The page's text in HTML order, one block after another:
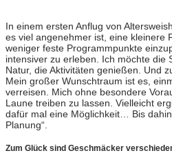
In einem ersten Anflug von
es viel angenehmer ist, eine kleinere
weniger feste Programmpunkte
intensiver zu erleben. Ich möchte die
Natur, die Aktivitäten genießen. Und
Mein großer Wunschtraum ist es,
verreisen. Mich ohne besondere
Laune treiben zu lassen. Vielleicht
dafür mal eine Möglichkeit… Bis
Planung“.
Zum Glück sind Geschmäcker